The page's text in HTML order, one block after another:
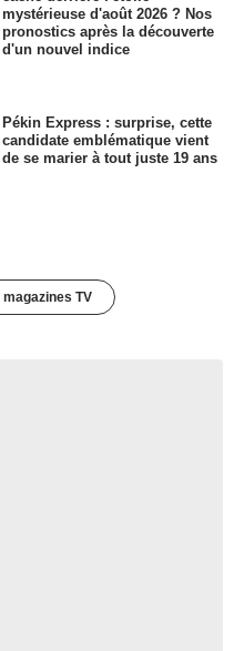
mystérieuse d'août 2026 ? Nos
pronostics après la découverte
d'un nouvel indice
Pékin Express : surprise, cette
candidate emblématique vient
de se marier à tout juste 19 ans
TV